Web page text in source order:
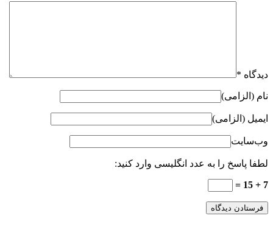
دیدگاه *
نام (الزامی)
ایمیل (الزامی)
وب‌سایت
لطفا پاسخ را به عدد انگلیسی وارد کنید:
7 + 15 =